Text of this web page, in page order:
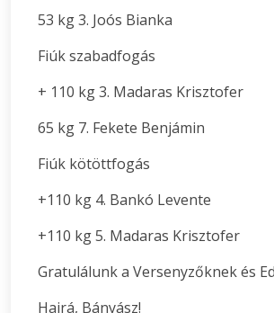
53 kg 3. Joós Bianka
Fiúk szabadfogás
+ 110 kg 3. Madaras Krisztofer
65 kg 7. Fekete Benjámin
Fiúk kötöttfogás
+110 kg 4. Bankó Levente
+110 kg 5. Madaras Krisztofer
Gratulálunk a Versenyzőknek és
Hajrá, Bányász!